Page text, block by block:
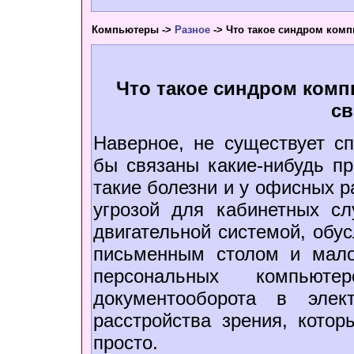
Компьютеры -> Разное -> Что такое синдром
Что такое синдром
Наверное, не существует
бы связаны какие-нибудь
такие болезни и у офисных
угрозой для кабинетных
двигательной системой,
письменным столом и
персональных
документооборота в
расстройства зрения,
просто.